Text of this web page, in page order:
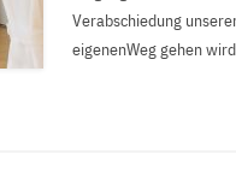
Verabschiedung
eigenenWeg gehen